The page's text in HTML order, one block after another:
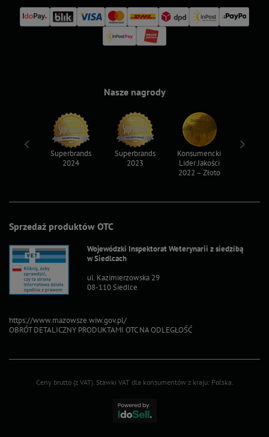
Sprzedaż produktów OTC
Wojewódzki Inspektorat Weterynarii z siedzibą
w Siedlcach
ul. Kazimierzowska 29
08-110 Siedlce
https://www.mazowsze.wiw.gov.pl/
OBRÓT DETALICZNY PRODUKTAMI OTC NA ODLEGŁOŚĆ
Nasze nagrody
Superbrands
2024
Superbrands
2023
Konsumencki
Lider Jakości
2022 – Złoto
Ceny brutto (z VAT). Stawki VAT dla konsumentów z kraju: Polska.